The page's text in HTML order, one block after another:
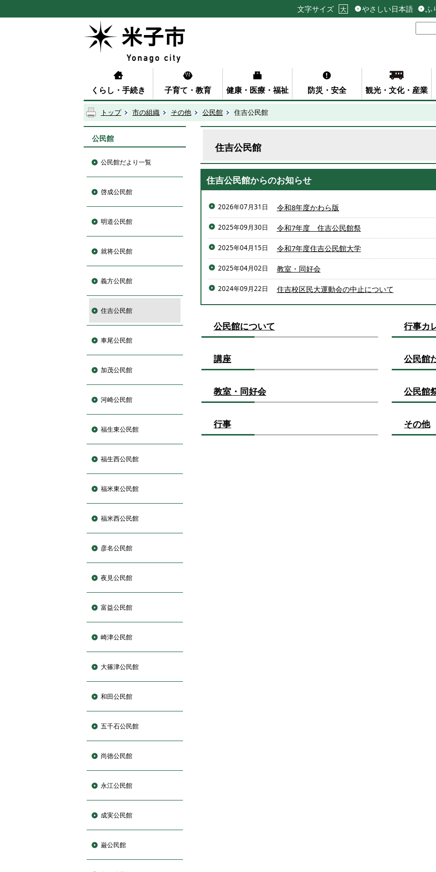
文字サイズ 大 やさしい日本語 ふ
くらし・手続き 子育て・教育 健康・医療・福祉 防災・安全 観光・文化・産業
トップ 市の組織 その他 公民館 住吉公民館
公民館
公民館だより一覧
啓成公民館
明道公民館
就将公民館
義方公民館
住吉公民館
車尾公民館
加茂公民館
河崎公民館
福生東公民館
福生西公民館
福米東公民館
福米西公民館
彦名公民館
夜見公民館
富益公民館
崎津公民館
大篠津公民館
和田公民館
五千石公民館
尚徳公民館
永江公民館
成実公民館
巌公民館
住吉公民館
住吉公民館からのお知らせ
2026年07月31日 令和8年度かわら版
2025年09月30日 令和7年度 住吉公民館祭
2025年04月15日 令和7年度住吉公民館大学
2025年04月02日 教室・同好会
2024年09月22日 住吉校区民大運動会の中止について
公民館について 行事カ
講座 公民館
教室・同好会 公民館
行事 その他